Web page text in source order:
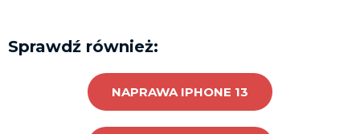
Sprawdź również:
NAPRAWA IPHONE 13